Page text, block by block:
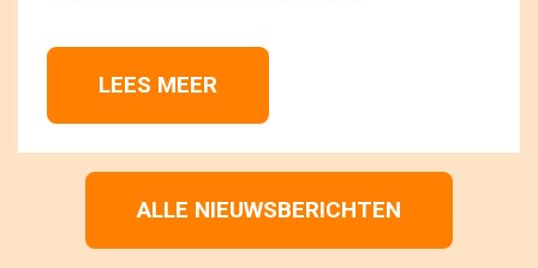
LEES MEER
ALLE NIEUWSBERICHTEN